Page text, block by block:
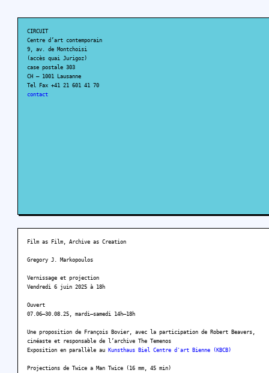
CIRCUIT
Centre d’art contemporain
9, av. de Montchoisi
(accès quai Jurigoz)
case postale 303
CH – 1001 Lausanne
Tel Fax +41 21 601 41 70
contact
Film as Film, Archive as Creation
Gregory J. Markopoulos
Vernissage et projection
Vendredi 6 juin 2025 à 18h
Ouvert
07.06–30.08.25, mardi–samedi 14h–18h
Une proposition de François Bovier, avec la participation de Robert Beavers,
cinéaste et responsable de l’archive The Temenos
Exposition en parallèle au Kunsthaus Biel Centre d'art Bienne (KBCB)
Projections de Twice a Man Twice (16 mm, 45 min)